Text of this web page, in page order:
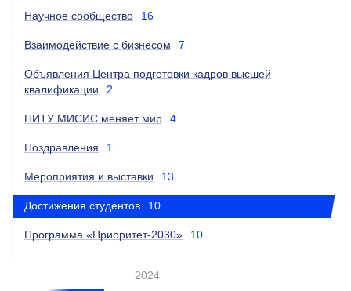
Научное сообщество 16
Взаимодействие с бизнесом 7
Объявления Центра подготовки кадров высшей
квалификации
2
НИТУ МИСИС меняет мир 4
Поздравления 1
Мероприятия и выставки 13
Достижения студентов 10
Программа «Приоритет-2030» 10
2024